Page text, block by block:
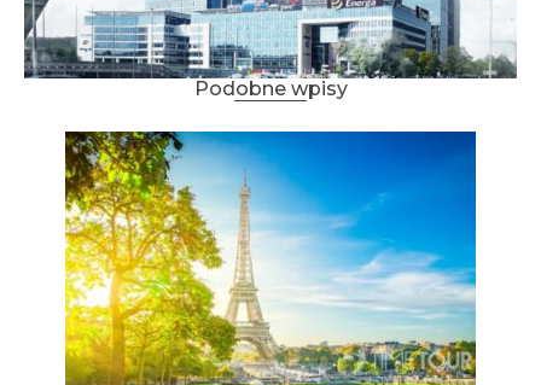
Podobne wpisy